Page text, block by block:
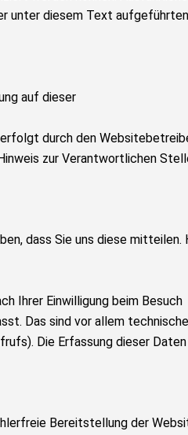
unter diesem Text aufgeführten
auf dieser
durch den
zur Verantwortlichen
dass Sie uns diese
Ihrer Einwilligung beim Besuch
Das sind vor allem
Die Erfassung dieser
Bereitstellung der